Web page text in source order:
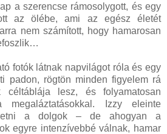
a szerencse rámosolygott, és egy
az ölébe, ami az egész életét
nem számított, hogy hamarosan
fotók látnak napvilágot róla és egy
padon, rögtön minden figyelem rá
céltáblája lesz, és folyamatosan
Izzy eleinte
a dolgok – de ahogyan a
egyre intenzívebbé válnak, hamar